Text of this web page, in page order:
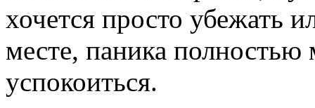
хочется просто убежать
месте, паника полностью
успокоиться.